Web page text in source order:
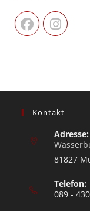
Kontakt
Adresse:
81827
Telefon:
089 -